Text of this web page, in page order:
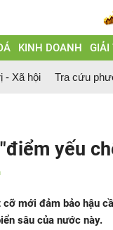
KINH DOANH GIẢI
- Xã hội Tra cứu
yếu
cỡ mới đảm bảo hậu
sâu của nước này.